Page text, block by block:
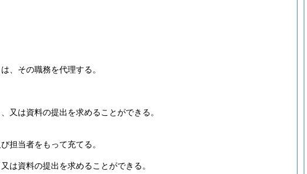
、その職務を代理する。
又は資料の提出を求めることができる。
担当者をもって充てる。
は資料の提出を求めることができる。